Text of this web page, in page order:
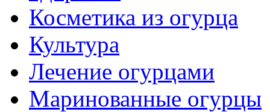
Косметика из огурца
Культура
Лечение огурцами
Маринованные огурцы